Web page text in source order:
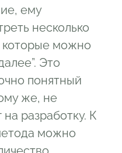
ему
несколько
можно
Это
понятный
же, не
разработку. К
можно